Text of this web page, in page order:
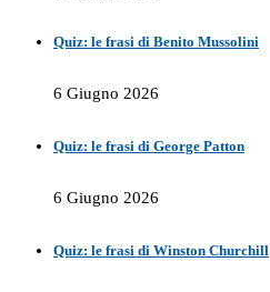
Quiz: le frasi di Benito Mussolini
6 Giugno 2026
Quiz: le frasi di George Patton
6 Giugno 2026
Quiz: le frasi di Winston Churchill